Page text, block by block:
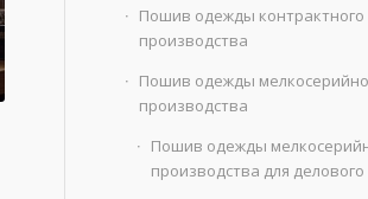
Пошив одежды контрактного
производства
Пошив одежды
производства
Пошив одежды
производства для делового